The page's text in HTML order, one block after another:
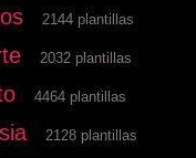
2144 plantillas
2032 plantillas
4464 plantillas
2128 plantillas